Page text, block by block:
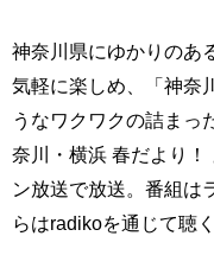
神奈川県にゆかりのあ
気軽に楽しめ、「神奈
うなワクワクの詰まっ
奈川・横浜 春だより
ン放送で放送。番組は
らはradikoを通じて聴